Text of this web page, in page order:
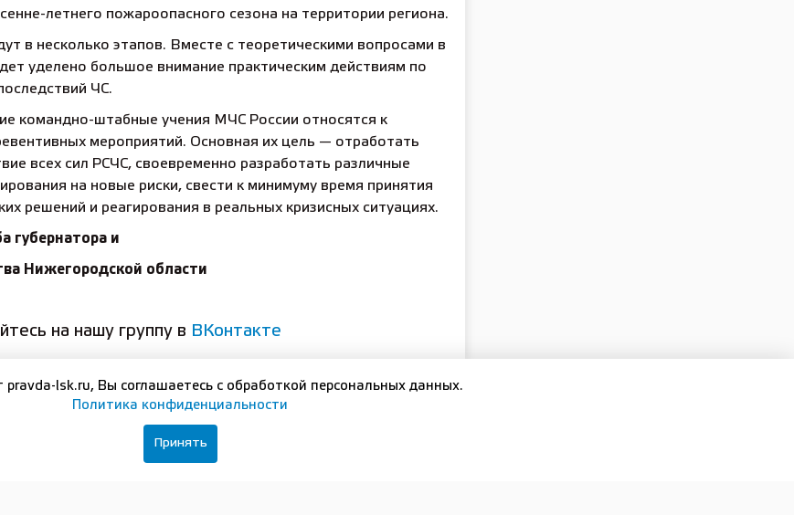
летнего пожароопасного сезона на территории региона.
в несколько этапов. Вместе с теоретическими вопросами в
уделено большое внимание практическим действиям по
ЧС.
командно-штабные учения МЧС России относятся к
мероприятий. Основная их цель — отработать
всех сил РСЧС, своевременно разработать различные
на новые риски, свести к минимуму время принятия
решений и реагирования в реальных кризисных ситуациях.
губернатора и
Нижегородской области
на нашу группу в ВКонтакте
pravda-lsk.ru, Вы соглашаетесь с обработкой персональных данных.
Политика конфиденциальности
Принять